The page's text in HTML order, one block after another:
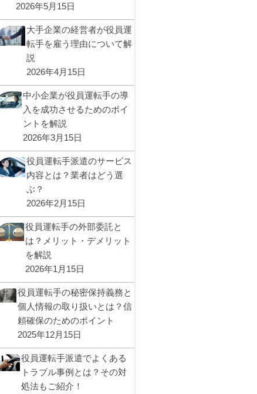
2026年5月15日
大手企業の経営者が役員運
転手を雇う理由について解
説
2026年4月15日
中小企業が役員運転手の導
入を成功させるためのポイ
ントを解説
2026年3月15日
役員運転手派遣のサービス
内容とは？業者はどう選
ぶ？
2026年2月15日
役員運転手の外部委託と
は？メリット・デメリット
を解説
2026年1月15日
役員運転手の秘密保持義務と
個人情報の取り扱いとは？信
頼確保のためのポイント
2025年12月15日
役員運転手派遣でよくある
トラブル事例とは？その対
処法もご紹介！